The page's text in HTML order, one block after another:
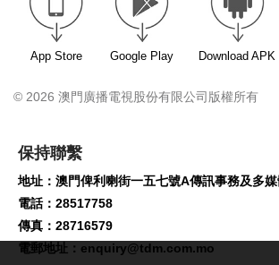
App Store Google Play Download APK
© 2026 澳門廣播電視股份有限公司版權所有
保持聯繫
地址：澳門俾利喇街一五七號A傳訊事務及多
電話：28517758
傳真：28716579
電郵地址： enquiry@tdm.com.mo